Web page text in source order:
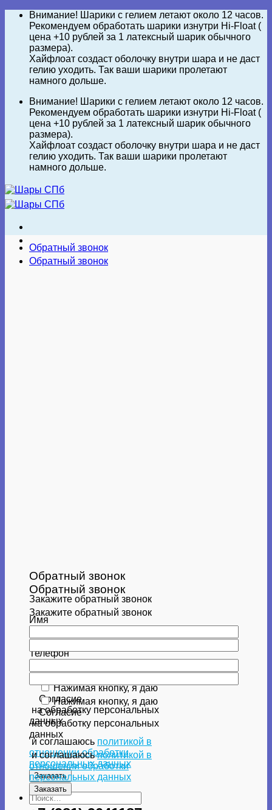
Skip
content
Внимание! Шарики с гелием летают около 12 часов.
Рекомендуем обработать шарики изнутри Hi-Float (
цена +10 рублей за 1 латексный шарик обычного
размера).
Хайфлоат создаст оболочку внутри шара и не даст
гелию уходить. Так ваши шарики пролетают
намного дольше.
Внимание! Шарики с гелием летают около 12 часов.
Рекомендуем обработать шарики изнутри Hi-Float (
цена +10 рублей за 1 латексный шарик обычного
размера).
Хайфлоат создаст оболочку внутри шара и не даст
гелию уходить. Так ваши шарики пролетают
намного дольше.
Обратный звонок
Обратный звонок
Закажите обратный звонок
Имя
Телефон
Нажимая кнопку, я даю
Согласие
на обработку персональных
данных
и соглашаюсь политикой в
отношении обработки
персональных данных
Искать:
Обратный звонок
Обратный звонок
Закажите обратный звонок
Нажимая кнопку, я даю
Согласие
на обработку персональных
данных
и соглашаюсьполитикой в
отношении обработки
персональных данных